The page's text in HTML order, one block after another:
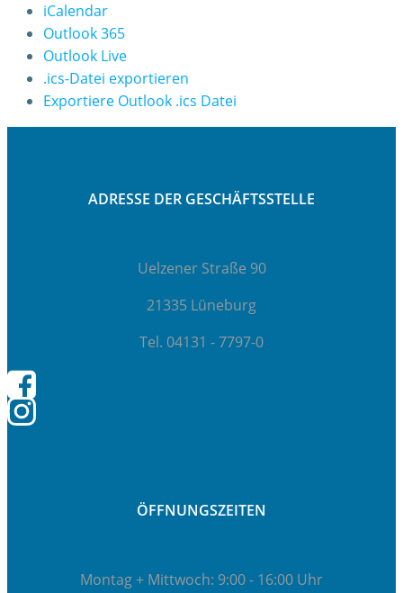
iCalendar
Outlook 365
Outlook Live
.ics-Datei exportieren
Exportiere Outlook .ics Datei
ADRESSE DER GESCHÄFTSSTELLE
Uelzener Straße 90
21335 Lüneburg
Tel. 04131 - 7797-0
ÖFFNUNGSZEITEN
Montag + Mittwoch: 9:00 - 16:00 Uhr